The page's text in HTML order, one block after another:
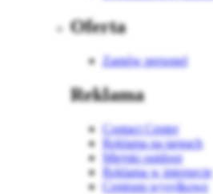
Oferta
Zamów personel
Reklama
Contact Center
Reklama na targach
Miejski outdoor
Reklama w internecie
Centrum wysyłkowe